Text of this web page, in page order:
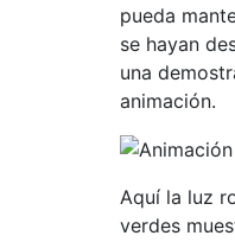
pueda
se hayan
una
animación.
Aquí la luz
verdes